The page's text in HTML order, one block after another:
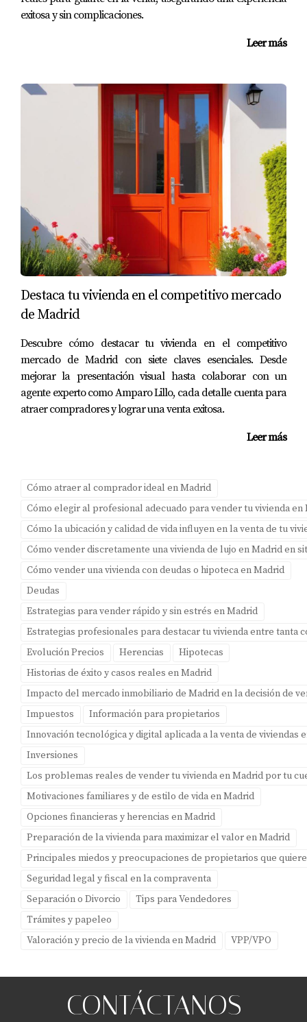
pero no tiene por qué ser aterrador. Al entender las
vender y aplicar estrategias efectivas, puedes tomar el
control del proceso y aumentar tus posibilidades de
éxito. Recuerda que cada paso cuenta; desde fijar un
precio adecuado hasta presentar tu hogar de manera
atractiva y aumentar su visibilidad online. Si sientes que
necesitas apoyo adicional o asesoramiento
personalizado, no dudes en contactar a Amparo Lillo.
Con su experiencia y conocimiento del mercado
inmobiliario en Madrid, te guiará para superar cualquier
obstáculo en la venta de tu vivienda. ¡No esperes más!
Supera ese temor con estrategia.
Descarga la Guía gratuita para propietarios que desean
venta con paso seguro.
PREGUNTAS FRECUENTES
¿Qué debo hacer si mi vivienda no recibe
¿Es necesario hacer reparaciones antes de
vender?
No siempre es necesario, pero pequeñas reparaciones
pueden mejorar la percepción del comprador sobre el
estado general de la propiedad.
¿Cómo puedo aumentar la visibilidad de mi
anuncio?
Utiliza múltiples plataformas inmobiliarias, comparte en
redes sociales y considera invertir en publicidad pagada
si es posible.
¿Qué es el home staging?
Es una técnica que consiste en preparar y decorar una
vivienda para hacerla más atractiva a los compradores
¿Cuánto tiempo suele tardar la venta de una
vivienda?
El tiempo varía según varios factores como el mercado
local, el precio y la presentación; sin embargo, con las
estrategias adecuadas puedes acelerar este proceso.
exitosa y sin complicaciones.
Leer más
Destaca tu vivienda en el competitivo mercado
de Madrid
Descubre cómo destacar tu vivienda en el competitivo
mercado de Madrid con siete claves esenciales. Desde
mejorar la presentación visual hasta colaborar con un
agente experto como Amparo Lillo, cada detalle cuenta para
atraer compradores y lograr una venta exitosa.
Leer más
Cómo atraer al comprador ideal en Madrid
Cómo elegir al profesional adecuado para vender tu vivienda en
Cómo la ubicación y calidad de vida influyen en la venta de tu
Cómo vender discretamente una vivienda de lujo en Madrid en
Cómo vender una vivienda con deudas o hipoteca en Madrid
Deudas
Estrategias para vender rápido y sin estrés en Madrid
Estrategias profesionales para destacar tu vivienda entre tanta
Evolución Precios
Herencias
Hipotecas
Historias de éxito y casos reales en Madrid
Impacto del mercado inmobiliario de Madrid en la decisión de
Impuestos
Información para propietarios
Innovación tecnológica y digital aplicada a la venta de viviendas
Inversiones
Los problemas reales de vender tu vivienda en Madrid por tu
Motivaciones familiares y de estilo de vida en Madrid
Opciones financieras y herencias en Madrid
Preparación de la vivienda para maximizar el valor en Madrid
Principales miedos y preocupaciones de propietarios que
Seguridad legal y fiscal en la compraventa
Separación o Divorcio
Tips para Vendedores
Trámites y papeleo
Valoración y precio de la vivienda en Madrid
VPP/VPO
CONTÁCTANOS